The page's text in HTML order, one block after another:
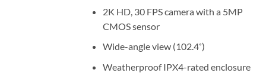
2K HD, 30 FPS camera with a 5MP
CMOS sensor
Wide-angle view (102.4˚)
Weatherproof IPX4-rated enclosure